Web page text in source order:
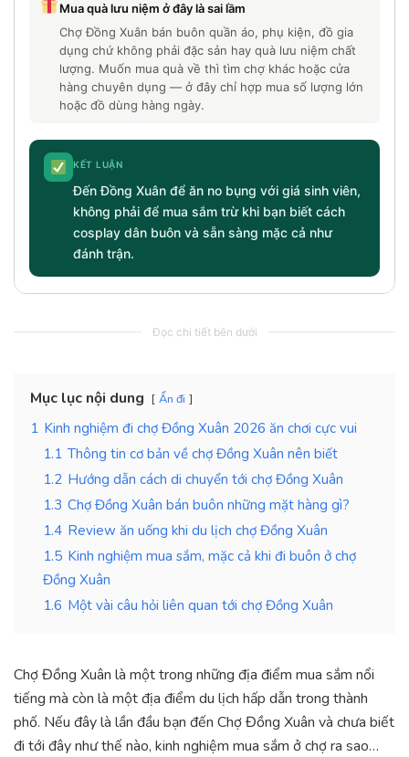
Mua quà lưu niệm ở đây là sai lầm
Chợ Đồng Xuân bán buôn quần áo, phụ kiện, đồ gia
dụng chứ không phải đặc sản hay quà lưu niệm chất
lượng. Muốn mua quà về thì tìm chợ khác hoặc cửa
hàng chuyên dụng — ở đây chỉ hợp mua số lượng lớn
hoặc đồ dùng hàng ngày.
KẾT LUẬN
Đến Đồng Xuân để ăn no bụng với giá sinh viên,
không phải để mua sắm trừ khi bạn biết cách
cosplay dân buôn và sẵn sàng mặc cả như
đánh trận.
Đọc chi tiết bên dưới
Mục lục nội dung Ẩn đi
1 Kinh nghiệm đi chợ Đồng Xuân 2026 ăn chơi cực vui
1.1 Thông tin cơ bản về chợ Đồng Xuân nên biết
1.2 Hướng dẫn cách di chuyển tới chợ Đồng Xuân
1.3 Chợ Đồng Xuân bán buôn những mặt hàng gì?
1.4 Review ăn uống khi du lịch chợ Đồng Xuân
1.5 Kinh nghiệm mua sắm, mặc cả khi đi buôn ở chợ
Đồng Xuân
1.6 Một vài câu hỏi liên quan tới chợ Đồng Xuân
Chợ Đồng Xuân là một trong những địa điểm mua sắm nổi
tiếng mà còn là một địa điểm du lịch hấp dẫn trong thành
phố. Nếu đây là lần đầu bạn đến Chợ Đồng Xuân và chưa biết
đi tới đây như thế nào, kinh nghiệm mua sắm ở chợ ra sao…